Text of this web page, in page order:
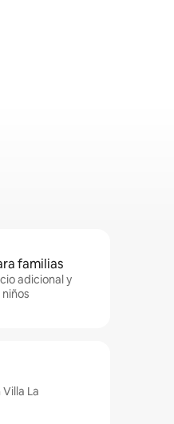
familias
adicional y
La